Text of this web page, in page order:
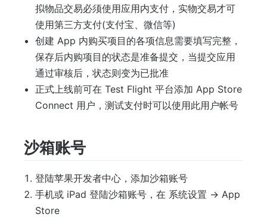
拟物品交易必须使用应用内支付，实物交易才可
使用第三方支付(支付宝、微信等)
创建 App 内购买项目的各项信息需要填写完整，
保存后内购项目的状态是准备提交，当提交应用
通过审核后，状态则变为已批准
正式上线前可在 Test Flight 平台添加 App Store
Connect 用户，测试支付时可以使用此用户帐号
沙箱账号
登陆苹果开发者中心，添加沙箱账号
手机或 iPad 登陆沙箱账号，在 系统设置 -> App
Store